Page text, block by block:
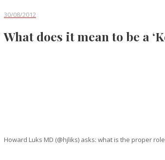
30/08/2012
What does it mean to be a
Howard Luks MD (@hjliks) asks: what is the proper